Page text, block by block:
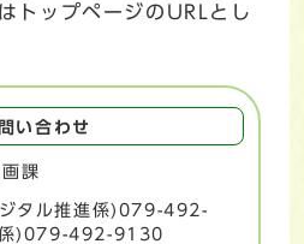
トップページのURLとし
い合わせ
課
タル推進係)079-492-
)079-492-9130